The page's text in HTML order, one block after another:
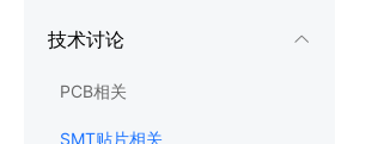
技术讨论
PCB相关
SMT贴片相关